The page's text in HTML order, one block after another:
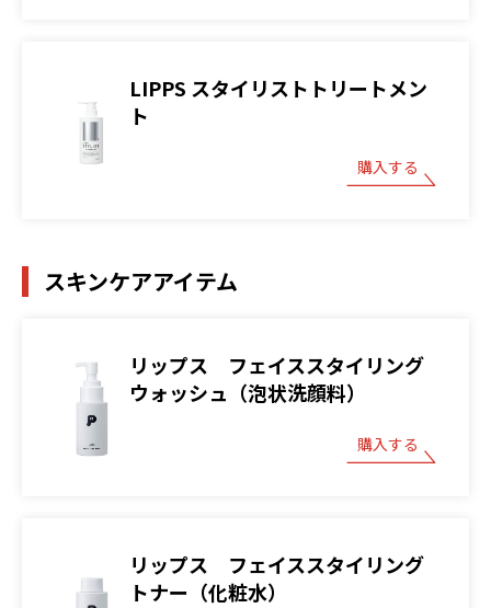
LIPPS スタイリストトリートメン
ト
購入する
スキンケアアイテム
リップス フェイススタイリング
ウォッシュ（泡状洗顔料）
購入する
リップス フェイススタイリング
トナー（化粧水）